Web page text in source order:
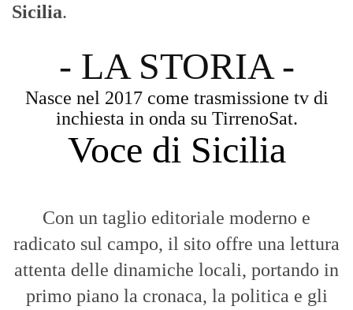
Sicilia.
- LA STORIA -
Nasce nel 2017 come trasmissione tv di
inchiesta in onda su TirrenoSat.
Voce di Sicilia
Con un taglio editoriale moderno e
radicato sul campo, il sito offre una lettura
attenta delle dinamiche locali, portando in
primo piano la cronaca, la politica e gli